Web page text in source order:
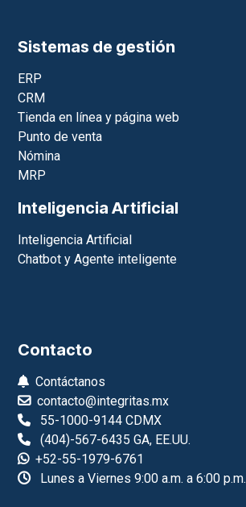
Sistemas de gestión
ERP
CRM
Tienda en línea y página web
Punto de venta
Nómina
MRP
Inteligencia Artificial
Inteligencia Artificial
Chatbot y Agente inteligente
Contacto
Contáctanos
contacto@integritas.mx
55-1000-9144 CDMX
(404)-567-6435 GA, EE.UU.
+52-55-1979-6761
Lunes a Viernes 9:00 a.m. a 6:00 p.m.